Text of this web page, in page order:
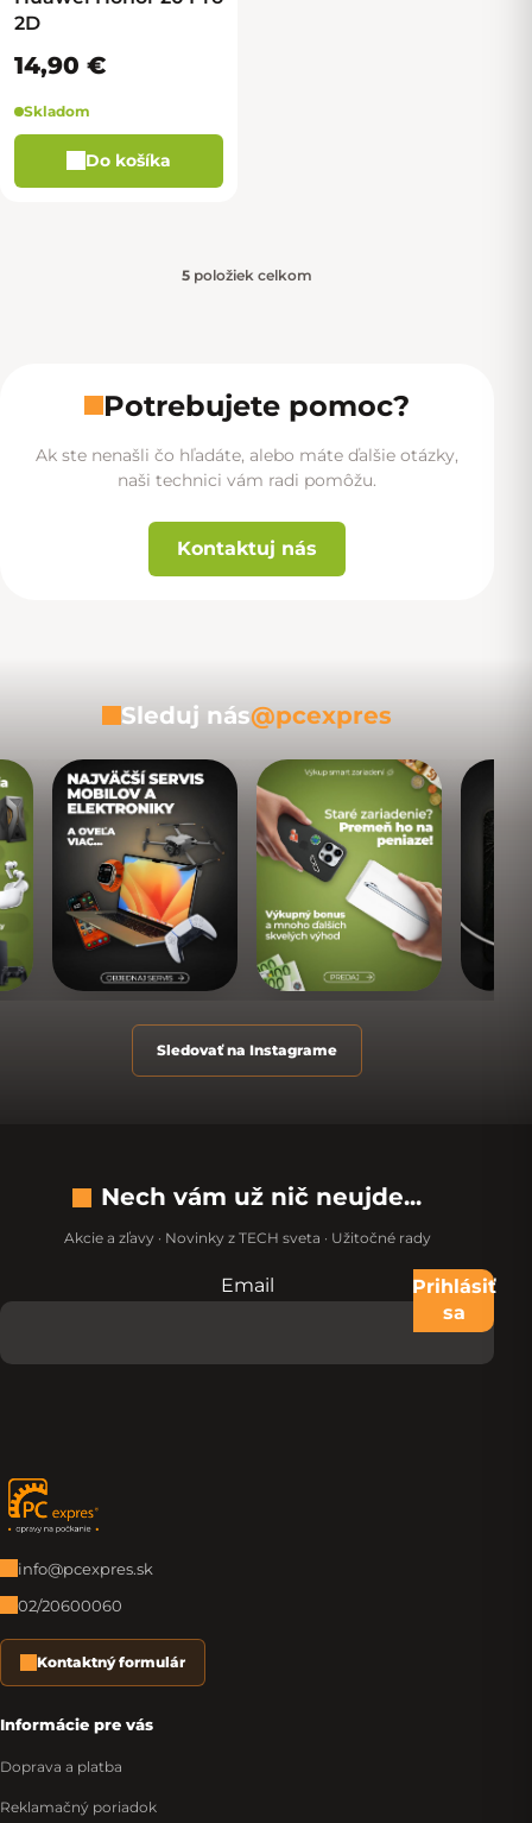
2D
14,90 €
Skladom
Do košíka
5 položiek celkom
Potrebujete pomoc?
Ak ste nenašli čo hľadáte, alebo máte ďalšie otázky,
naši technici vám radi pomôžu.
Kontaktuj nás
Sleduj nás@pcexpres
Sledovať na Instagrame
Nech vám už nič neujde...
Akcie a zľavy · Novinky z TECH sveta · Užitočné rady
Nevypĺňajte toto pole:
Email
Prihlásiť
sa
Zápätie
info@pcexpres.sk
02/20600060
Kontaktný formulár
Informácie pre vás
Doprava a platba
Reklamačný poriadok